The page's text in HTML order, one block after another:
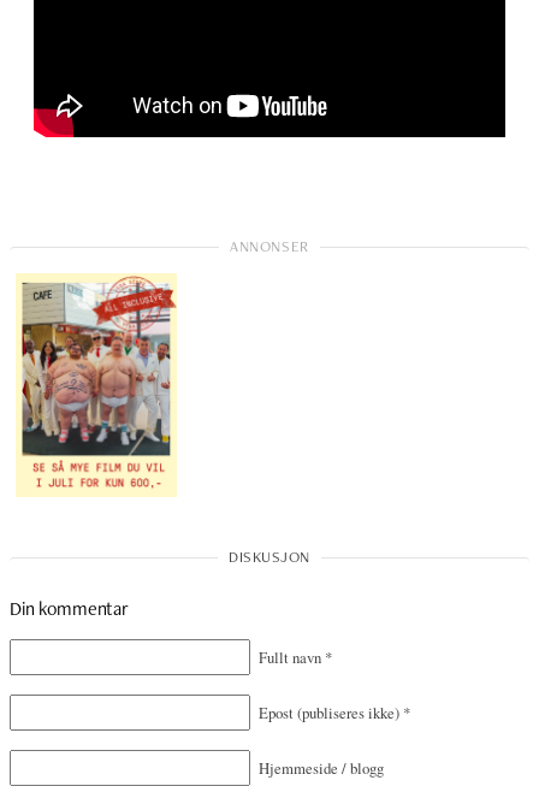
Din kommentar
Fullt navn *
Epost(publiseres ikke) *
Hjemmeside / blogg